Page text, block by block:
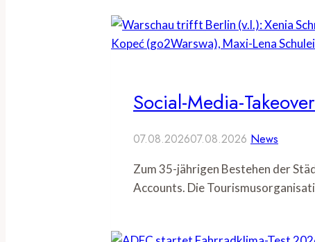
Social-Media-
07.08.202607.08.2026 News
Zum 35-jährigen Bestehen der
Accounts. Die